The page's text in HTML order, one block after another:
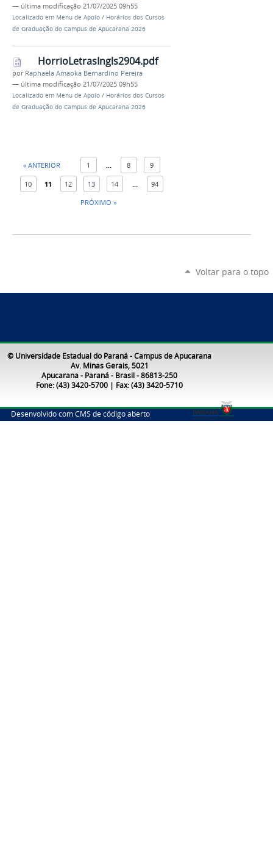
— última modificação 21/07/2025 09h55
Localizado em Menu de Apoio / Horários dos Cursos
de Graduação do Campus de Apucarana 2026
HorrioLetrasIngls2904.pdf
por Raphaela Amaoka Bernardino Pereira
— última modificação 21/07/2025 09h55
Localizado em Menu de Apoio / Horários dos Cursos
de Graduação do Campus de Apucarana 2026
« ANTERIOR 1 ... 8 9
10 11 12 13 14 ...
94
PRÓXIMO »
Voltar para o topo
© Universidade Estadual do Paraná - Campus de Apucarana
Av. Minas Gerais, 5021
Apucarana - Paraná - Brasil - 86813-250
Fone: (43) 3420-5700 | Fax: (43) 3420-5710
Desenvolvido com CMS de código aberto